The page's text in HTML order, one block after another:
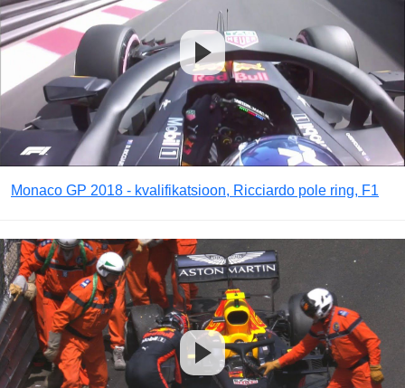
Monaco GP 2018 - kvalifikatsioon, Ricciardo pole ring, F1